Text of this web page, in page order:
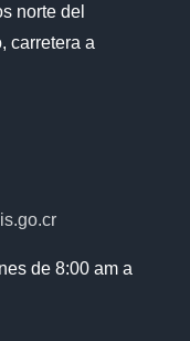
norte del
carretera a
de 8:00 am a